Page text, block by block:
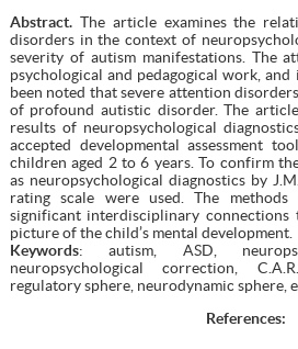
Abstract.The article examines the
disorders in the context of
severity of autism manifestations. The
psychological and pedagogical work,
been noted that severe attention
of profound autistic disorder. The
results of neuropsychological
accepted developmental assessment
children aged 2 to 6 years. To confirm
as neuropsychological diagnostics by
rating scale were used. The
significant interdisciplinary connections
picture of the child’s mental development.
Keywords: autism, ASD,
neuropsychological correction,
regulatory sphere, neurodynamic sphere,
References: